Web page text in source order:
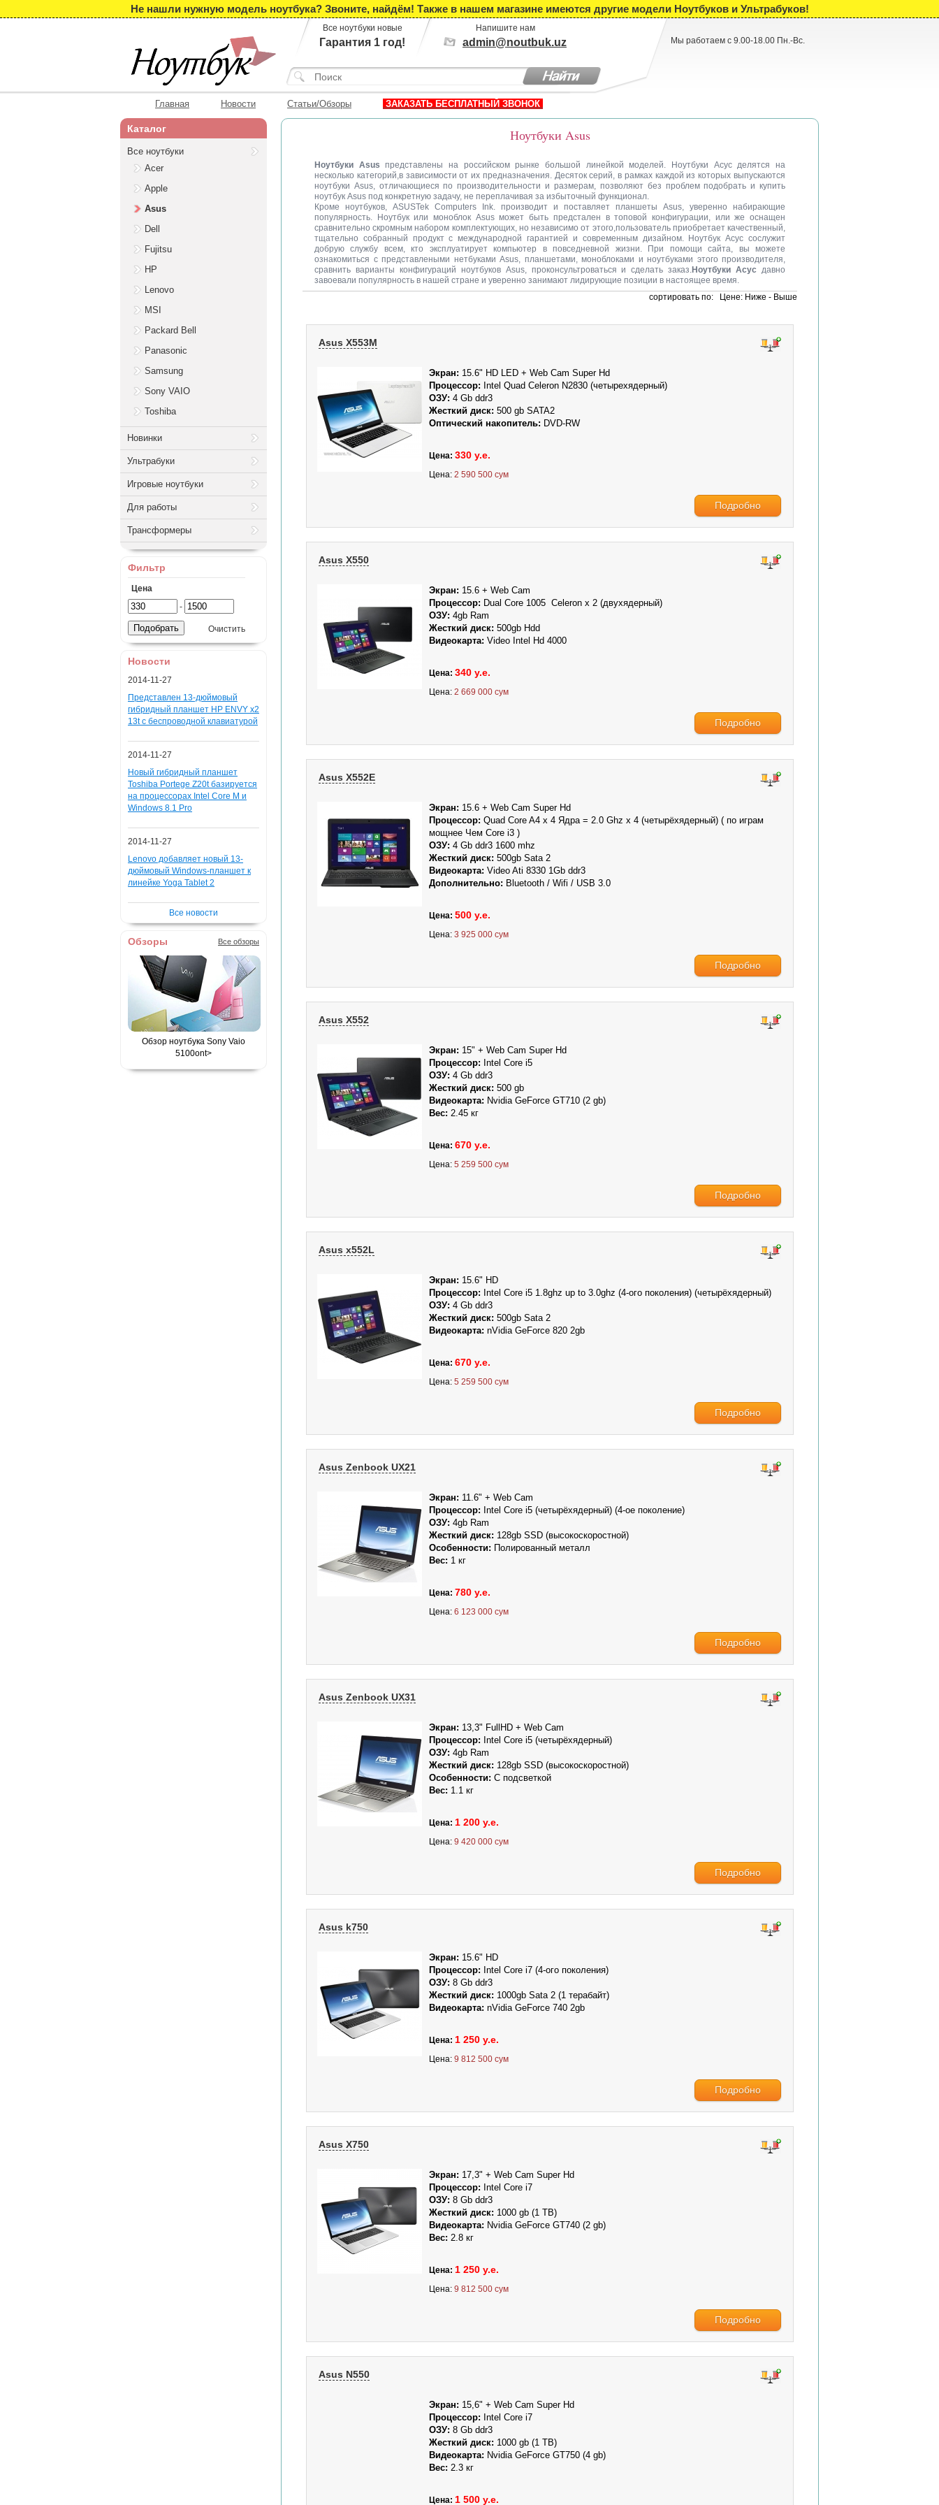
Не нашли нужную модель ноутбука? Звоните, найдём! Также в нашем магазине имеются другие модели Ноутбуков и Ультрабуков!
Все ноутбуки новые
Гарантия 1 год!
Напишите нам
admin@noutbuk.uz Мы работаем с 9.00-18.00 Пн.-Вс.
Главная Новости Статьи/Обзоры ЗАКАЗАТЬ БЕСПЛАТНЫЙ ЗВОНОК
Каталог
Все ноутбуки
Acer
Apple
Asus
Dell
Fujitsu
HP
Lenovo
MSI
Packard Bell
Panasonic
Samsung
Sony VAIO
Toshiba
Новинки
Ультрабуки
Игровые ноутбуки
Для работы
Трансформеры
Фильтр
Цена
-
Очистить
Новости
2014-11-27
Представлен 13-дюймовый
гибридный планшет HP ENVY x2
13t с беспроводной клавиатурой
2014-11-27
Новый гибридный планшет
Toshiba Portege Z20t базируется
на процессорах Intel Core M и
Windows 8.1 Pro
2014-11-27
Lenovo добавляет новый 13-
дюймовый Windows-планшет к
линейке Yoga Tablet 2
Все новости
Обзоры Все обзоры
Обзор ноутбука Sony Vaio
5100ont>
Ноутбуки Asus
Ноутбуки Asus представлены на российском рынке большой линейкой моделей. Ноутбуки Асус делятся на
несколько категорий,в зависимости от их предназначения. Десяток серий, в рамках каждой из которых выпускаются
ноутбуки Аsus, отличающиеся по производительности и размерам, позволяют без проблем подобрать и купить
ноутбук Asus под конкретную задачу, не переплачивая за избыточный функционал.
Кроме ноутбуков, ASUSTek Computers Ink. производит и поставляет планшеты Asus, уверенно набирающие
популярность. Ноутбук или моноблок Asus может быть предстален в топовой конфигурации, или же оснащен
сравнительно скромным набором комплектующих, но независимо от этого,пользователь приобретает качественный,
тщательно собранный продукт с международной гарантией и современным дизайном. Ноутбук Асус сослужит
добрую службу всем, кто эксплуатирует компьютер в повседневной жизни. При помощи сайта, вы можете
ознакомиться с представлеными нетбуками Asus, планшетами, моноблоками и ноутбуками этого производителя,
сравнить варианты конфигураций ноутбуков Asus, проконсультроваться и сделать заказ.Ноутбуки Асус давно
завоевали популярность в нашей стране и уверенно занимают лидирующие позиции в настоящее время.
cортировать по:
Цене: Ниже - Выше
Asus X553M
Экран: 15.6" HD LED + Web Cam Super Hd
Процессор: Intel Quad Celeron N2830 (четырехядерный)
ОЗУ: 4 Gb ddr3
Жесткий диск: 500 gb SATA2
Оптический накопитель: DVD-RW
Цена: 330 у.е.
Цена: 2 590 500 сум
Подробно
Asus X550
Экран: 15.6 + Web Cam
Процессор: Dual Core 1005 Celeron x 2 (двухядерный)
ОЗУ: 4gb Ram
Жесткий диск: 500gb Hdd
Видеокарта: Video Intel Hd 4000
Цена: 340 у.е.
Цена: 2 669 000 сум
Подробно
Asus X552E
Экран: 15.6 + Web Cam Super Hd
Процессор: Quad Core A4 x 4 Ядра = 2.0 Ghz x 4 (четырёхядерный) ( по играм
мощнее Чем Core i3 )
ОЗУ: 4 Gb ddr3 1600 mhz
Жесткий диск: 500gb Sata 2
Видеокарта: Video Ati 8330 1Gb ddr3
Дополнительно: Bl uetooth / Wifi / USB 3.0
Цена: 500 у.е.
Цена: 3 925 000 сум
Подробно
Asus X552
Экран: 15" + Web Cam Super Hd
Процессор: Intel Core i5
ОЗУ: 4 Gb ddr3
Жесткий диск: 500 gb
Видеокарта: Nvidia GeForce GT710 (2 gb)
Вес: 2.45 кг
Цена: 670 у.е.
Цена: 5 259 500 сум
Подробно
Asus x552L
Экран: 15.6" HD
Процессор: Intel Core i5 1.8ghz up to 3.0ghz (4-ого поколения) (четырёхядерный)
ОЗУ: 4 Gb ddr3
Жесткий диск: 500gb Sata 2
Видеокарта: nVidia GeForce 820 2gb
Цена: 670 у.е.
Цена: 5 259 500 сум
Подробно
Asus Zenbook UX21
Экран: 11.6" + Web Cam
Процессор: Intel Core i5 (четырёхядерный) (4-ое поколение)
ОЗУ: 4gb Ram
Жесткий диск: 128gb SSD (высокоскоростной)
Особенности: Полированный металл
Вес: 1 кг
Цена: 780 у.е.
Цена: 6 123 000 сум
Подробно
Asus Zenbook UX31
Экран: 13,3" FullHD + Web Cam
Процессор: Intel Core i5 (четырёхядерный)
ОЗУ: 4gb Ram
Жесткий диск: 128gb SSD (высокоскоростной)
Особенности: С подсветкой
Вес: 1.1 кг
Цена: 1 200 у.е.
Цена: 9 420 000 сум
Подробно
Asus k750
Экран: 15.6" HD
Процессор: Intel Core i7 (4-ого поколения)
ОЗУ: 8 Gb ddr3
Жесткий диск: 1000gb Sata 2 (1 терабайт)
Видеокарта: nVidia GeForce 740 2gb
Цена: 1 250 у.е.
Цена: 9 812 500 сум
Подробно
Asus X750
Экран: 17,3" + Web Cam Super Hd
Процессор: Intel Core i7
ОЗУ: 8 Gb ddr3
Жесткий диск: 1000 gb (1 TB)
Видеокарта: Nvidia GeForce GT740 (2 gb)
Вес: 2.8 кг
Цена: 1 250 у.е.
Цена: 9 812 500 сум
Подробно
Asus N550
Экран: 15,6" + Web Cam Super Hd
Процессор: Intel Core i7
ОЗУ: 8 Gb ddr3
Жесткий диск: 1000 gb (1 TB)
Видеокарта: Nvidia GeForce GT750 (4 gb)
Вес: 2.3 кг
Цена: 1 500 у.е.